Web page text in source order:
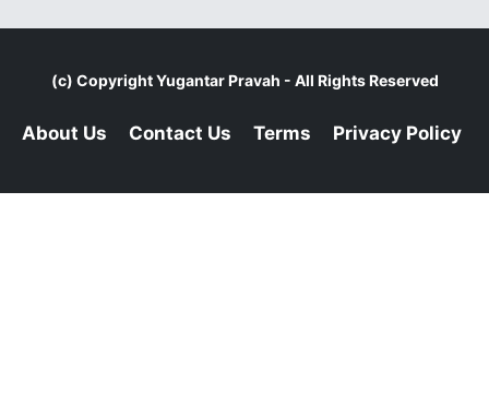
(c) CopyrightYugantar Pravah - All Rights Reserved
About Us Contact Us Terms Privacy Policy